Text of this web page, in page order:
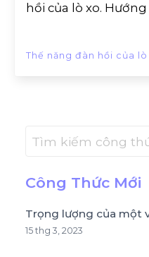
hồi của lò xo.
Thế năng đàn hồi của
Công Thức Mới
Trọng lượng của một
15 thg 3, 2023